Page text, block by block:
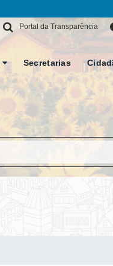
Portal da Transparência
Secretarias